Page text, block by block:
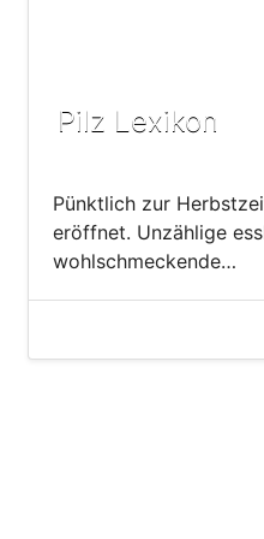
Pilz Lexikon
Pünktlich zur
eröffnet. Unzählige
wohlschmeckende…